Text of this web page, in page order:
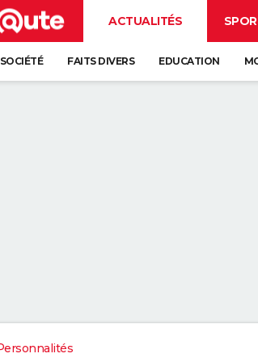
ACTUALITÉS
SOCIÉTÉ FAITS DIVERS EDUCATION